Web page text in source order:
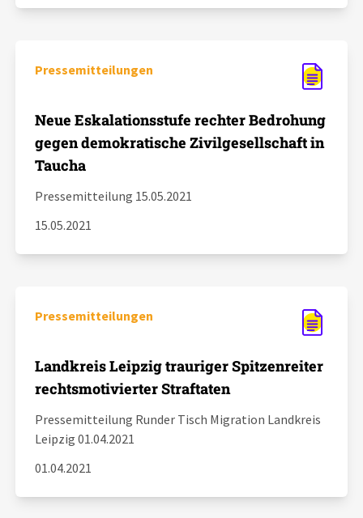
Pressemitteilungen
Neue Eskalationsstufe rechter Bedrohung
gegen demokratische Zivilgesellschaft in
Taucha
Pressemitteilung 15.05.2021
15.05.2021
Pressemitteilungen
Landkreis Leipzig trauriger Spitzenreiter
rechtsmotivierter Straftaten
Pressemitteilung Runder Tisch Migration Landkreis
Leipzig 01.04.2021
01.04.2021